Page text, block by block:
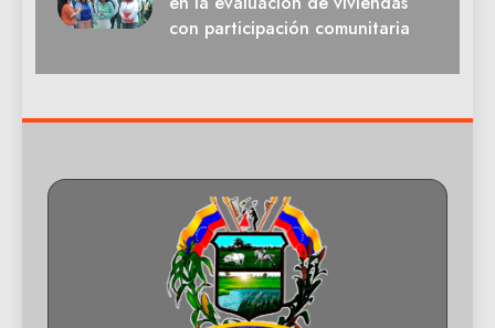
con participación comunitaria